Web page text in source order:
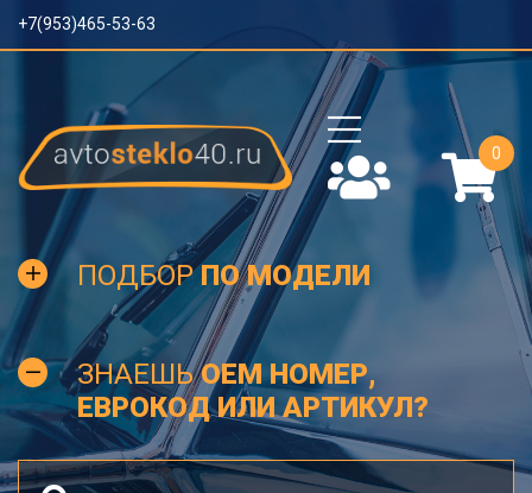
+7(953)465-53-63
0
ПОДБОРПО МОДЕЛИ
ЗНАЕШЬOEM НОМЕР,
ЕВРОКОД ИЛИ АРТИКУЛ?